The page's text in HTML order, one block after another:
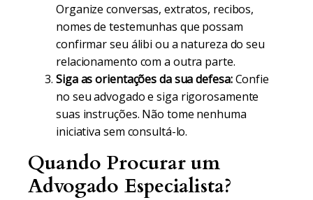
Organize conversas, extratos, recibos,
nomes de testemunhas que possam
confirmar seu álibi ou a natureza do seu
relacionamento com a outra parte.
Siga as orientações da sua defesa:Confie
no seu advogado e siga rigorosamente
suas instruções. Não tome nenhuma
iniciativa sem consultá-lo.
Quando Procurar um
Advogado Especialista?